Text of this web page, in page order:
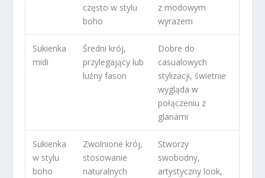
często w stylu
boho
z modowym
wyrazem
Sukienka
midi
Średni krój,
przylegający lub
luźny fason
Dobre do
casualowych
stylizacji, świetnie
wygląda w
połączeniu z
glanami
Sukienka
w stylu
boho
Zwolnione krój,
stosowanie
naturalnych
Stworzy
swobodny,
artystyczny look,